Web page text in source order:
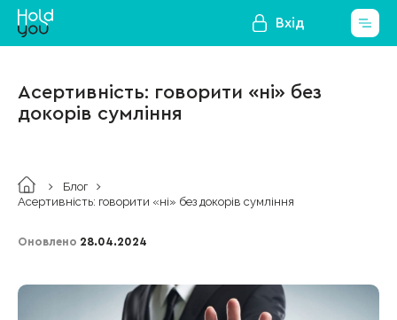
Вхід
Асертивність: говорити «ні» без
докорів сумління
Блог
Асертивність: говорити «ні» без докорів сумління
Оновлено 28.04.2024